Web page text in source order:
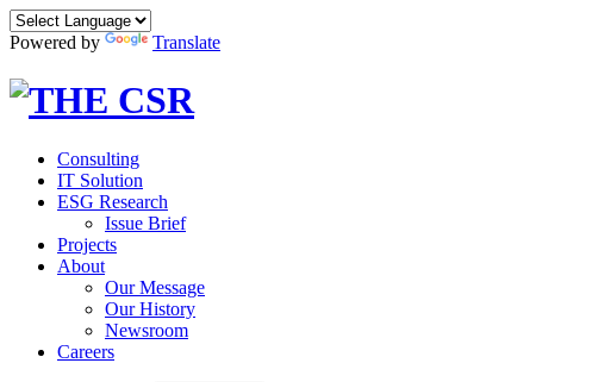
Powered by Translate
Consulting
IT Solution
ESG Research
Issue Brief
Projects
About
Our Message
Our History
Newsroom
Careers